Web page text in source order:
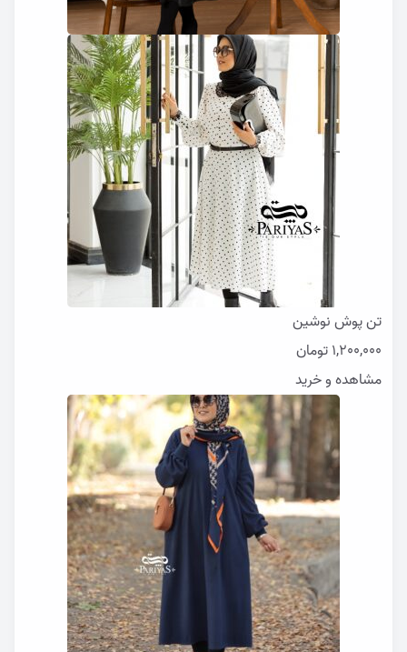
تن پوش نوشین
1,200,000تومان
مشاهده و خرید